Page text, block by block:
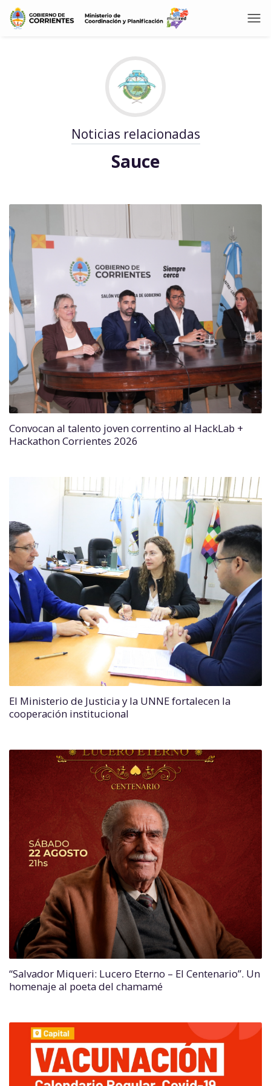
Noticias relacionadas
Sauce
Convocan al talento joven correntino al HackLab +
Hackathon Corrientes 2026
El Ministerio de Justicia y la UNNE fortalecen la
cooperación institucional
“Salvador Miqueri: Lucero Eterno – El Centenario”. Un
homenaje al poeta del chamamé